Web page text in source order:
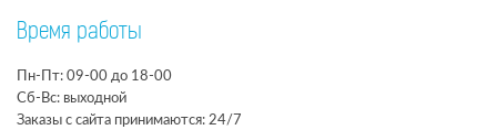
Время работы
Пн-Пт: 09-00 до 18-00
Сб-Вс: выходной
Заказы с сайта принимаются: 24/7